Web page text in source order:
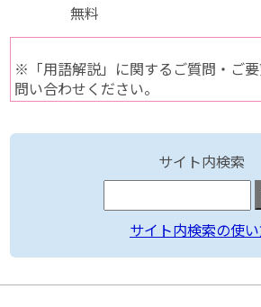
無料
※「用語解説」に関するご質問・ご
問い合わせください。
サイト内検索
サイト内検索の使